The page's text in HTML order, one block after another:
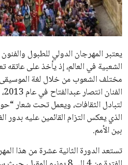
علوم وتكنولوجيا
المرأة والجمال
حوادث
محافظات
عمر إبراهيم منذ 17 أيام